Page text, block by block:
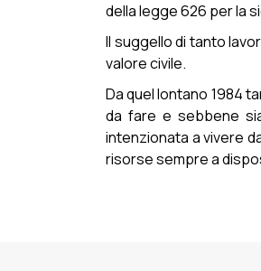
della legge 626 per la
Il suggello di tanto
valore civile.
Da quel lontano 1984
da fare e sebbene
intenzionata a vivere
risorse sempre a